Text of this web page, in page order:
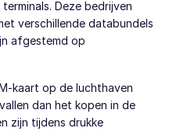
Deze bedrijven
verschillende databundels
afgestemd op
kaart op de luchthaven
dan het kopen in de
zijn tijdens drukke